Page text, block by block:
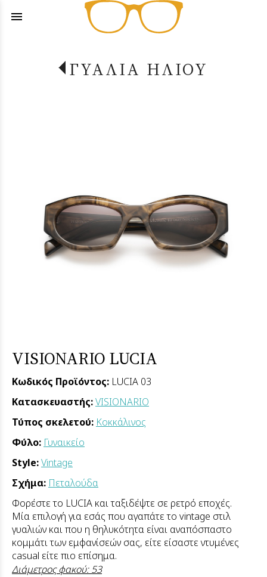
menu
ΓΥΑΛΙΑ ΗΛΙΟΥ
VISIONARIO LUCIA
Κωδικός Προϊόντος: LUCIA 03
Κατασκευαστής:VISIONARIO
Τύπος σκελετού: Κοκκάλινος
Φύλο: Γυναικείο
Style:Vintage
Σχήμα: Πεταλούδα
Φορέστε το LUCIA και ταξιδέψτε σε ρετρό εποχές.
Μία επιλογή για εσάς που αγαπάτε το vintage στιλ
γυαλιών και που η θηλυκότητα είναι αναπόσπαστο
κομμάτι των εμφανίσεών σας, είτε είσαστε ντυμένες
casual είτε πιο επίσημα.
Διάμετρος φακού: 53